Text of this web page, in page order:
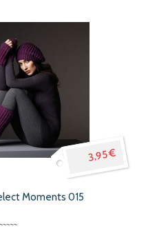
3,95 €
Moments 015